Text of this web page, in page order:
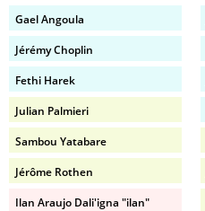
Gael Angoula
Jérémy Choplin
Fethi Harek
Julian Palmieri
Sambou Yatabare
Jérôme Rothen
Ilan Araujo Dali'igna "ilan"